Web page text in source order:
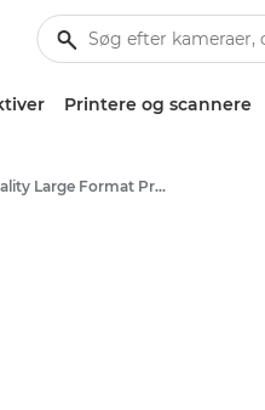
Printere og scannere
High-Quality Large Format Printers for CAD/GIS and Stunning Graphics